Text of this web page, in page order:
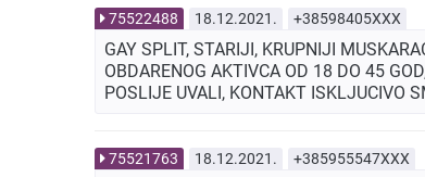
75522488 18.12.2021. +38598405XXX
GAY SPLIT, STARIJI, KRUPNIJI
OBDARENOG AKTIVCA OD 18 DO 45
POSLIJE UVALI, KONTAKT ISKLJUCIVO
75521763 18.12.2021. +385955547XXX